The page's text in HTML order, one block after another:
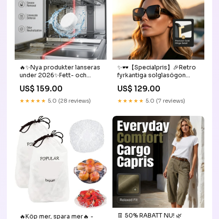
🔥✨Nya produkter lanseras
under 2026✨Fett- och
kalkborttagare för
diskmaskiner Innehåll:12
stycken/låda
US$ 159.00
★★★★★ 5.0 (28 reviews)
✨🕶️【Specialpris】🎉Retro
fyrkantiga solglasögon
UV400 | Unisex | Lätt😎
Färg:Gråblå
US$ 129.00
★★★★★ 5.0 (7 reviews)
🔥Köp mer, spara mer🔥 -
👖 50% RABATT NU! 🌿